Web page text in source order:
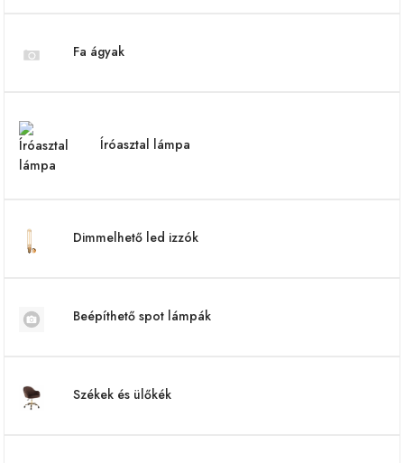
Fa ágyak
Íróasztal lámpa
Dimmelhető led izzók
Beépíthető spot lámpák
Székek és ülőkék